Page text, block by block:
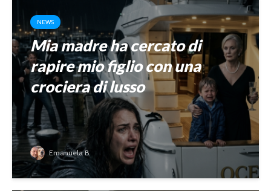
NEWS
Mia madre ha cercato di
rapire mio figlio con una
crociera di lusso
Emanuela B.